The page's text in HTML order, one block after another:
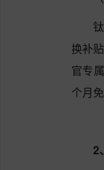
换补
官专
个月
2